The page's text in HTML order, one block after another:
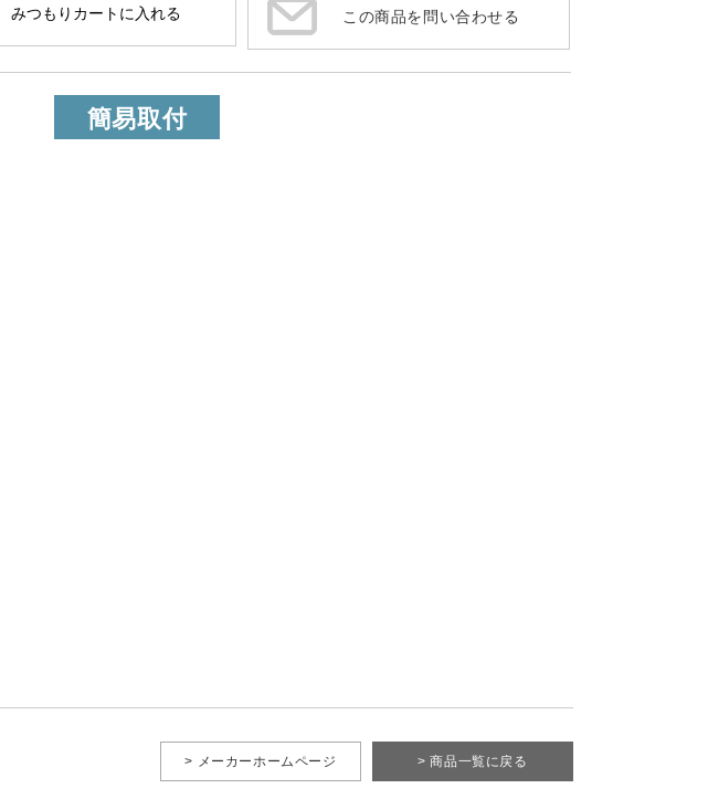
この商品を問い合わせる
簡易取付
> 商品一覧に戻る
> メーカーホームページ